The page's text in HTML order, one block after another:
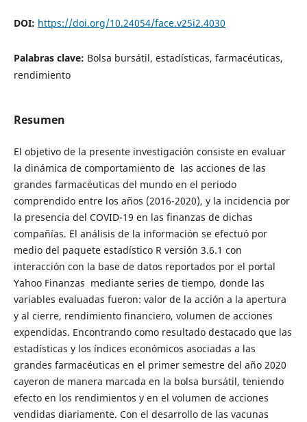
DOI: https://doi.org/10.24054/face.v25i2.4030
Palabras clave: Bolsa bursátil, estadísticas, farmacéuticas,
rendimiento
Resumen
El objetivo de la presente investigación consiste en evaluar
la dinámica de comportamiento de las acciones de las
grandes farmacéuticas del mundo en el periodo
comprendido entre los años (2016-2020), y la incidencia por
la presencia del COVID-19 en las finanzas de dichas
compañías. El análisis de la información se efectuó por
medio del paquete estadístico R versión 3.6.1 con
interacción con la base de datos reportados por el portal
Yahoo Finanzas mediante series de tiempo, donde las
variables evaluadas fueron: valor de la acción a la apertura
y al cierre, rendimiento financiero, volumen de acciones
expendidas. Encontrando como resultado destacado que las
estadísticas y los índices económicos asociadas a las
grandes farmacéuticas en el primer semestre del año 2020
cayeron de manera marcada en la bolsa bursátil, teniendo
efecto en los rendimientos y en el volumen de acciones
vendidas diariamente. Con el desarrollo de las vacunas